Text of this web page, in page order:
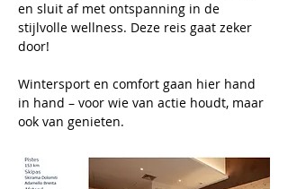
en sluit af met ontspanning in de
stijlvolle wellness. Deze reis gaat zeker
door!
Wintersport en comfort gaan hier hand
in hand – voor wie van actie houdt, maar
ook van genieten.